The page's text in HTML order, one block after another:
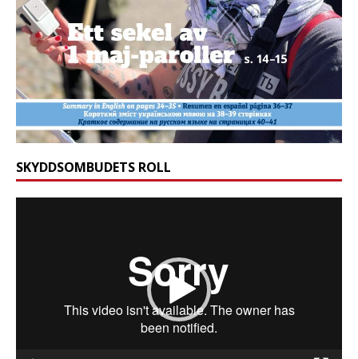
SKYDDSOMBUDETS ROLL